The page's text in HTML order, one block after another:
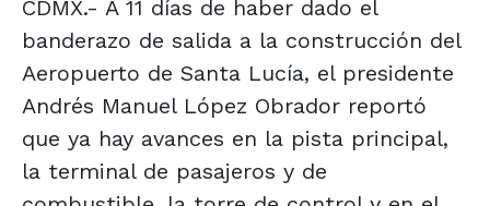
CDMX.- A 11 días de haber dado el
banderazo de salida a la construcción del
Aeropuerto de Santa Lucía, el presidente
Andrés Manuel López Obrador reportó
que ya hay avances en la pista principal,
la terminal de pasajeros y de